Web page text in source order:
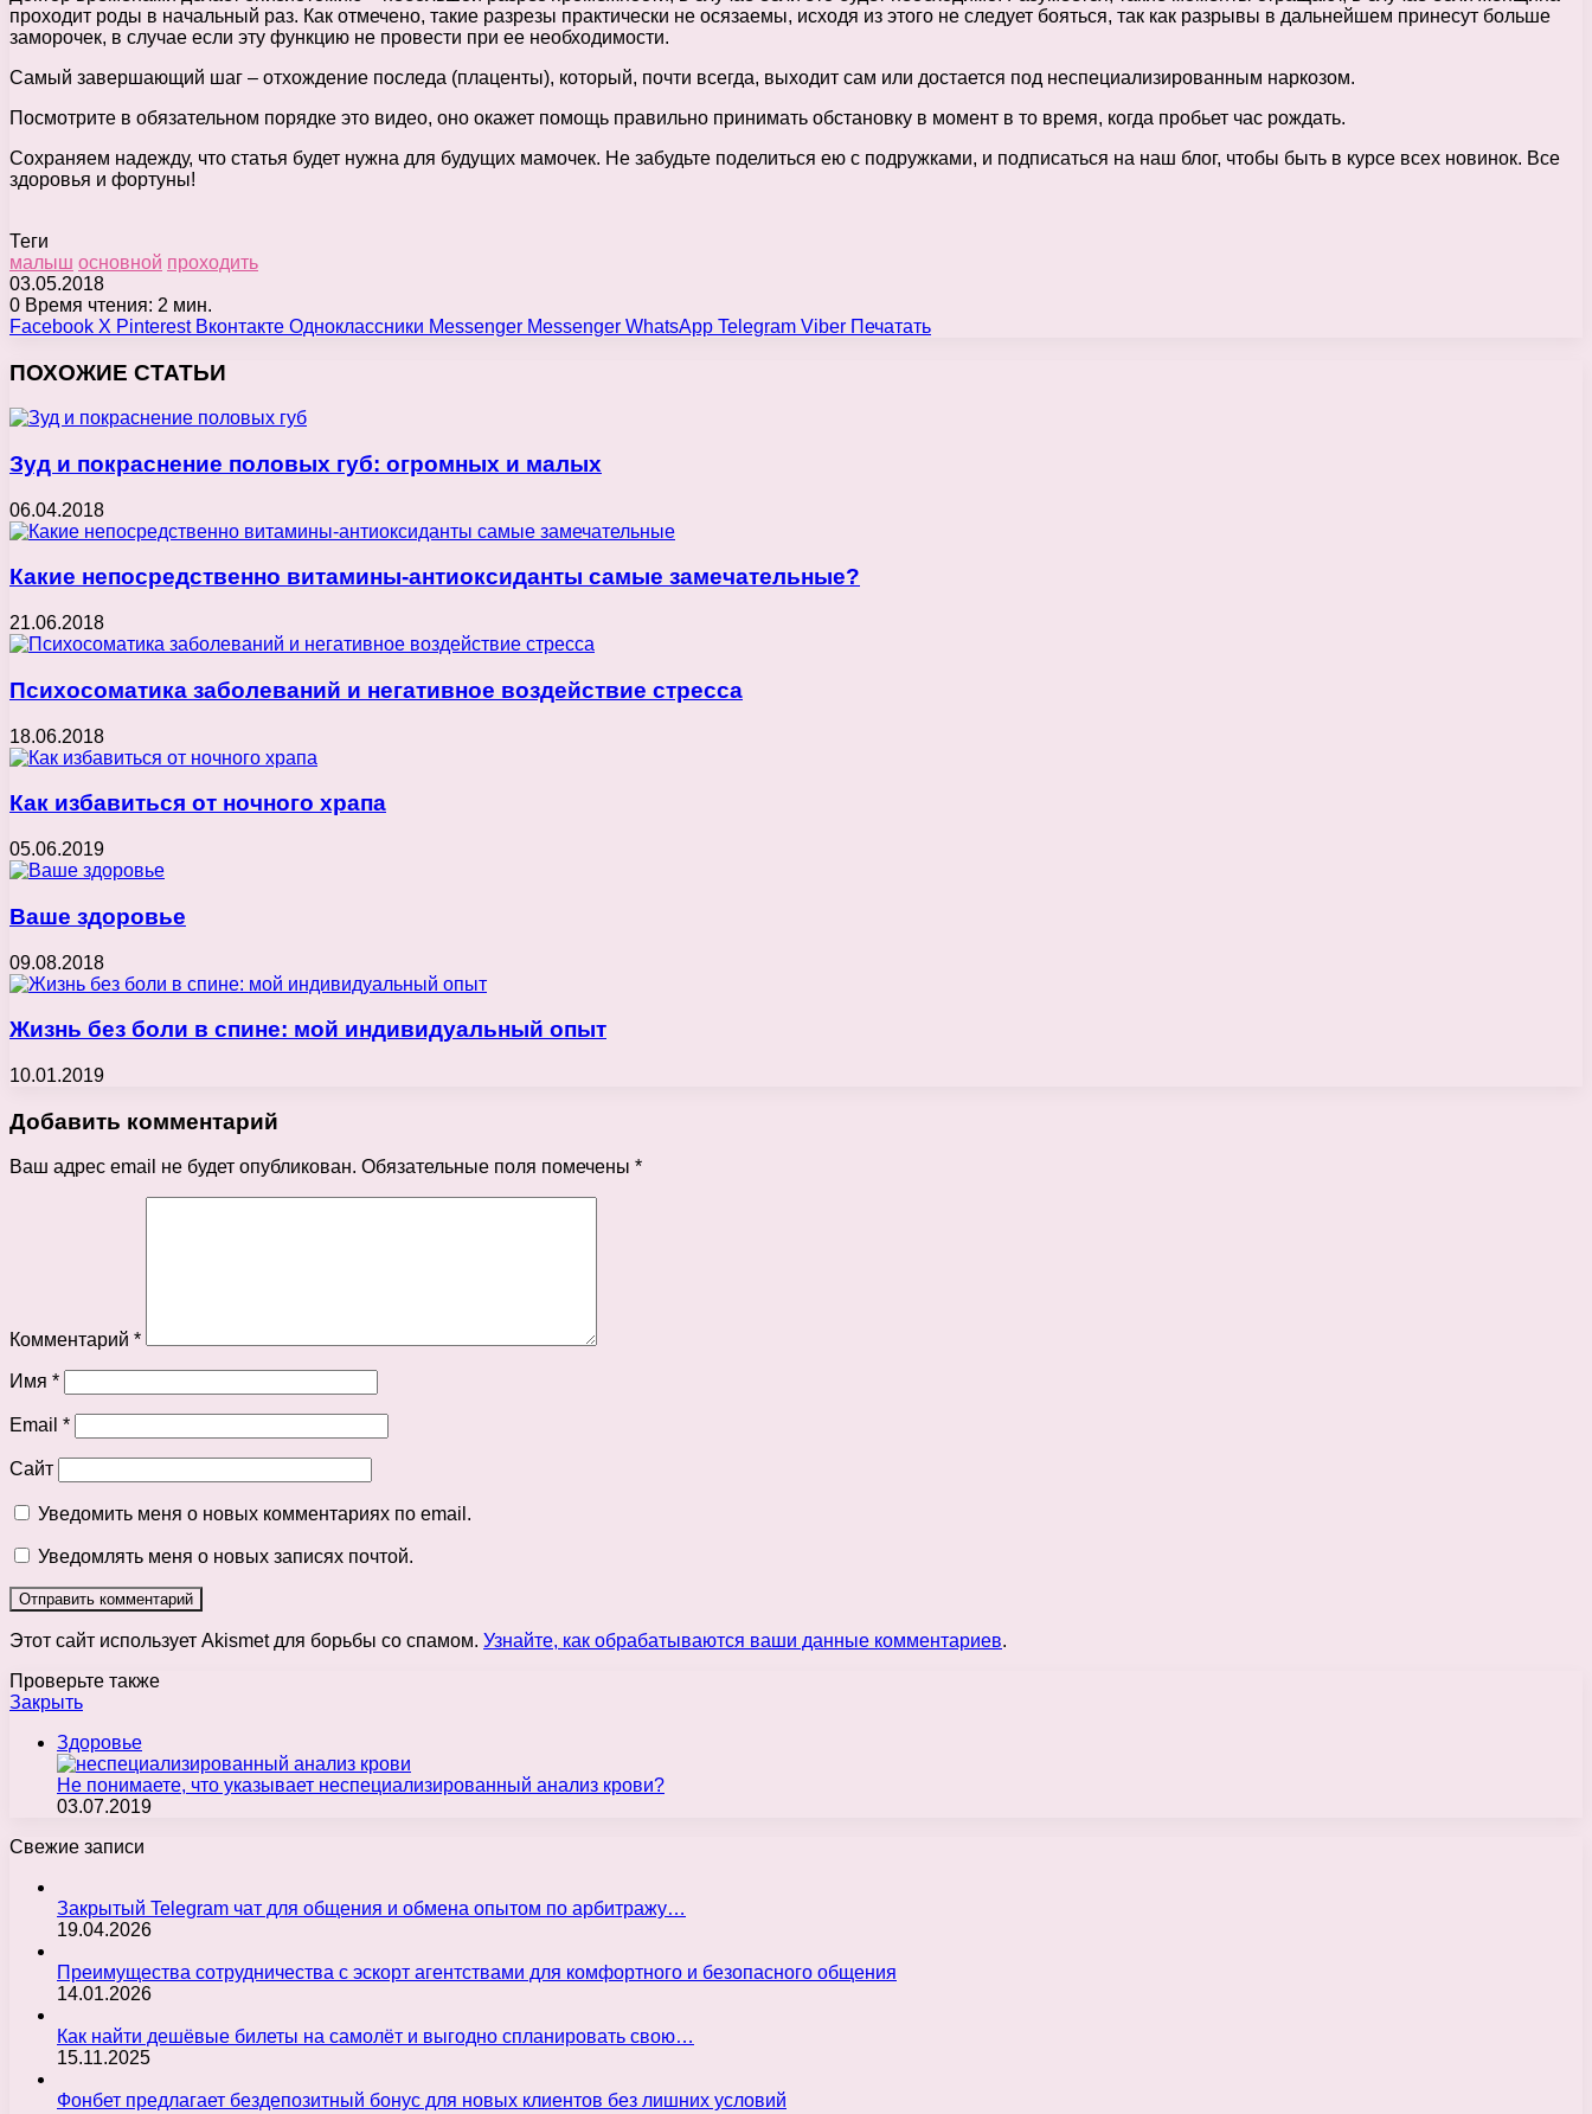
проходит роды в начальный раз. Как отмечено, такие разрезы практически не осязаемы, исходя из этого не следует бояться, так как разрывы в дальнейшем принесут больше
заморочек, в случае если эту функцию не провести при ее необходимости.
Самый завершающий шаг – отхождение последа (плаценты), который, почти всегда, выходит сам или достается под неспециализированным наркозом.
Посмотрите в обязательном порядке это видео, оно окажет помощь правильно принимать обстановку в момент в то время, когда пробьет час рождать.
Сохраняем надежду, что статья будет нужна для будущих мамочек. Не забудьте поделиться ею с подружками, и подписаться на наш блог, чтобы быть в курсе всех новинок. Все
здоровья и фортуны!
Теги
малыш основной проходить
03.05.2018
0 Время чтения: 2 мин.
Facebook X Pinterest Вконтакте Одноклассники Messenger Messenger WhatsApp Telegram Viber Печатать
ПОХОЖИЕ СТАТЬИ
Зуд и покраснение половых губ: огромных и малых
06.04.2018
Какие непосредственно витамины-антиоксиданты самые замечательные?
21.06.2018
Психосоматика заболеваний и негативное воздействие стресса
18.06.2018
Как избавиться от ночного храпа
05.06.2019
Ваше здоровье
09.08.2018
Жизнь без боли в спине: мой индивидуальный опыт
10.01.2019
Добавить комментарий
Ваш адрес email не будет опубликован. Обязательные поля помечены *
Комментарий *
Имя *
Email *
Сайт
Уведомить меня о новых комментариях по email.
Уведомлять меня о новых записях почтой.
Этот сайт использует Akismet для борьбы со спамом. Узнайте, как обрабатываются ваши данные комментариев.
Проверьте также
Закрыть
Здоровье
Не понимаете, что указывает неспециализированный анализ крови?
03.07.2019
Свежие записи
Закрытый Telegram чат для общения и обмена опытом по арбитражу…
19.04.2026
Преимущества сотрудничества с эскорт агентствами для комфортного и безопасного общения
14.01.2026
Как найти дешёвые билеты на самолёт и выгодно спланировать свою…
15.11.2025
Фонбет предлагает бездепозитный бонус для новых клиентов без лишних условий